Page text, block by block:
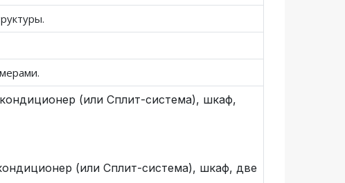
(или Сплит-система), шкаф,
(или Сплит-система), шкаф, две